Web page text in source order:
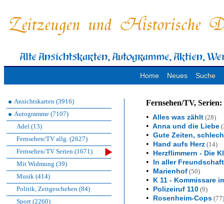
Home Neues Suche
Ansichtskarten (3916)
Autogramme (7107)
Adel (13)
Fernsehen/TV allg. (2627)
Fernsehen/TV Serien (1671)
Mit Widmung (39)
Musik (414)
Politik, Zeitgeschehen (84)
Sport (2260)
Fernsehen/TV, Serien:
• Alles was zählt (28)
• Anna und die Liebe
• Gute Zeiten,
• Hand aufs Herz (14)
• Herzflimmern - Die
• In aller Freundschaft
• Marienhof (50)
• K 11 - Kommissare
• Polizeiruf 110 (9)
• Rosenheim-Cops (77)